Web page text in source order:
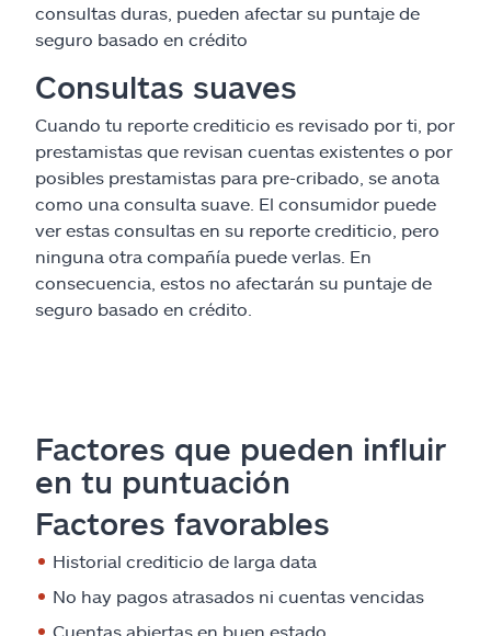
consultas duras, pueden afectar su puntaje de
seguro basado en crédito
Consultas suaves
Cuando tu reporte crediticio es revisado por ti, por
prestamistas que revisan cuentas existentes o por
posibles prestamistas para pre-cribado, se anota
como una consulta suave. El consumidor puede
ver estas consultas en su reporte crediticio, pero
ninguna otra compañía puede verlas. En
consecuencia, estos no afectarán su puntaje de
seguro basado en crédito.
Factores que pueden influir
en tu puntuación
Factores favorables
Historial crediticio de larga data
No hay pagos atrasados ni cuentas vencidas
Cuentas abiertas en buen estado